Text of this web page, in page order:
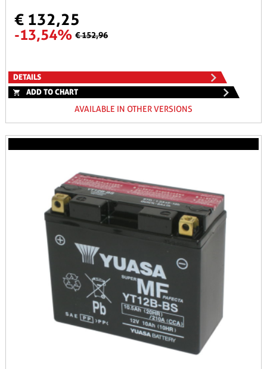
€ 132,25
-13,54% € 152,96
DETAILS
ADD TO CHART
AVAILABLE IN OTHER VERSIONS